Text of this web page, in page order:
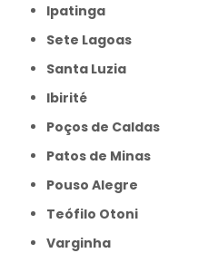
Ipatinga
Sete Lagoas
Santa Luzia
Ibirité
Poços de Caldas
Patos de Minas
Pouso Alegre
Teófilo Otoni
Varginha